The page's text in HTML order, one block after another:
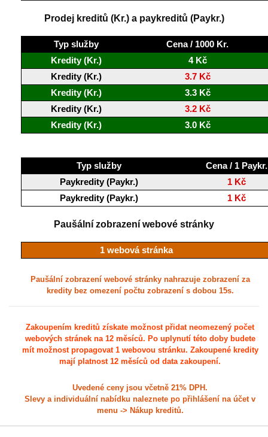
Prodej kreditů (Kr.) a paykreditů (Paykr.)
Typ služby
Cena / 1000 Kr.
Kredity (Kr.)
4 Kč
Kredity (Kr.)
3.7 Kč
Kredity (Kr.)
3.3 Kč
Kredity (Kr.)
3.2 Kč
Kredity (Kr.)
3.0 Kč
Typ služby
Cena / 1 Paykr.
Paykredity (Paykr.)
1 Kč
Paykredity (Paykr.)
1 Kč
Paušální zobrazení webové stránky
1 webová stránka
Paušální zobrazení webové stránky nahrazuje zobrazení za
kredity bez omezení počtu zobrazení s dobou 15s.
Zakoupením kreditů získate možnost přidat neomezený počet
webových stránek na 12 měsíců. Po uplynutí této doby budete
mít možnost propagovat 1 webovou stránku. Zakoupené kredity
mají platnost 12 měsíců od data zakoupení.
Uvedené ceny jsou včetně 21% DPH.
Slevy a individuální nabídku naleznete po přihlášení na účet v
menu -> Nákup kreditů.